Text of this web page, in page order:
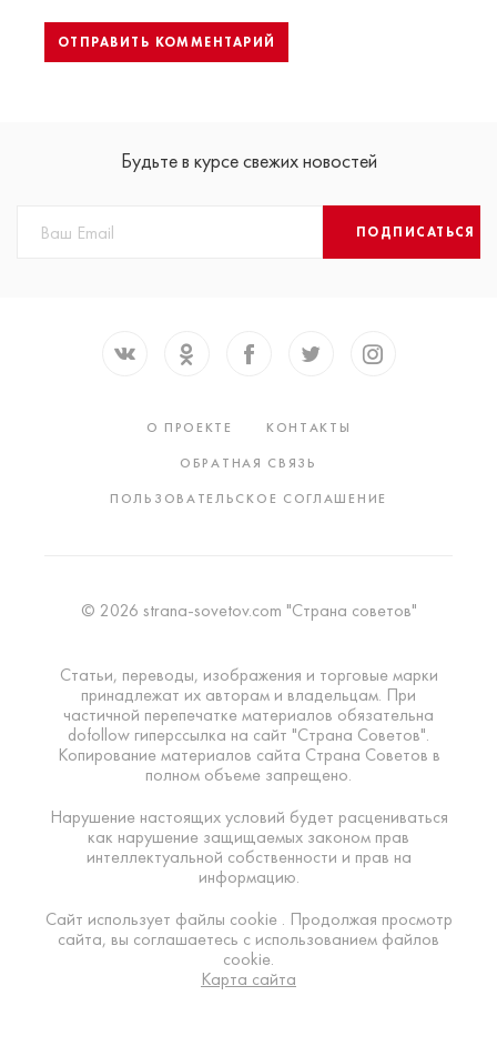
Будьте в курсе свежих новостей
ПОДПИСАТЬСЯ
О ПРОЕКТЕ
КОНТАКТЫ
ОБРАТНАЯ СВЯЗЬ
ПОЛЬЗОВАТЕЛЬСКОЕ СОГЛАШЕНИЕ
© 2026 strana-sovetov.com "Страна советов"
Статьи, переводы, изображения и торговые марки
принадлежат их авторам и владельцам. При
частичной перепечатке материалов обязательна
dofollow гиперссылка на сайт "Страна Советов".
Копирование материалов сайта Страна Советов в
полном объеме запрещено.
Нарушение настоящих условий будет расцениваться
как нарушение защищаемых законом прав
интеллектуальной собственности и прав на
информацию.
Сайт использует файлы cookie . Продолжая просмотр
сайта, вы соглашаетесь с использованием файлов
cookie.
Карта сайта